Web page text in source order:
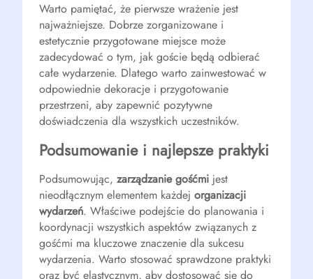
Warto pamiętać, że pierwsze wrażenie jest
najważniejsze. Dobrze zorganizowane i
estetycznie przygotowane miejsce może
zadecydować o tym, jak goście będą odbierać
całe wydarzenie. Dlatego warto zainwestować w
odpowiednie dekoracje i przygotowanie
przestrzeni, aby zapewnić pozytywne
doświadczenia dla wszystkich uczestników.
Podsumowanie i najlepsze praktyki
Podsumowując, zarządzanie gośćmi jest
nieodłącznym elementem każdej organizacji
wydarzeń. Właściwe podejście do planowania i
koordynacji wszystkich aspektów związanych z
gośćmi ma kluczowe znaczenie dla sukcesu
wydarzenia. Warto stosować sprawdzone praktyki
oraz być elastycznym, aby dostosować się do